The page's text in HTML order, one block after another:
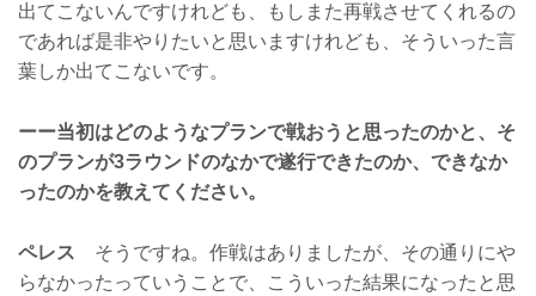
出てこないんですけれども、もしまた再戦させてくれるの
であれば是非やりたいと思いますけれども、そういった言
葉しか出てこないです。
ーー当初はどのようなプランで戦おうと思ったのかと、そ
のプランが3ラウンドのなかで遂行できたのか、できなか
ったのかを教えてください。
ペレス そうですね。作戦はありましたが、その通りにや
らなかったっていうことで、こういった結果になったと思